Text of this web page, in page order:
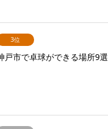
3位
戸市で卓球ができる場所9選